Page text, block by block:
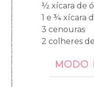
½ xícara de
1 e ¾ xícara
3 cenouras
2 colheres
MODO